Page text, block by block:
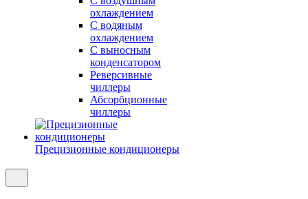
охлаждением
С водяным
охлаждением
С выносным
конденсатором
Реверсивные
чиллеры
Абсорбционные
чиллеры
Прецизионные кондиционеры